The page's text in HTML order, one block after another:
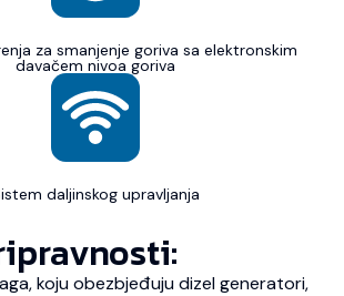
za smanjenje goriva sa elektronskim
davačem nivoa goriva
daljinskog upravljanja
koju obezbjeđuju dizel generatori,